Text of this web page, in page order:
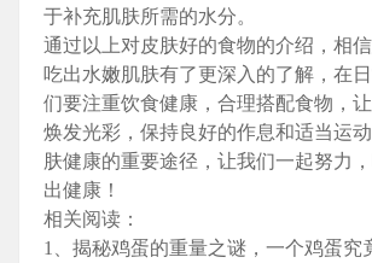
于补充肌肤所需的水分。
通过以上对皮肤好的食物的介绍，相
吃出水嫩肌肤有了更深入的了解，在
们要注重饮食健康，合理搭配食物，
焕发光彩，保持良好的作息和适当运
肤健康的重要途径，让我们一起努力
出健康！
相关阅读：
1、揭秘鸡蛋的重量之谜，一个鸡蛋究